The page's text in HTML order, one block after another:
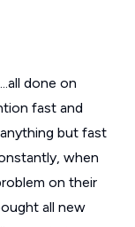
done on
fast and
anything but fast
when
on their
all new